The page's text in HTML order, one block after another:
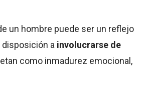
un hombre puede ser un reflejo
a involucrarse de
como inmadurez emocional,